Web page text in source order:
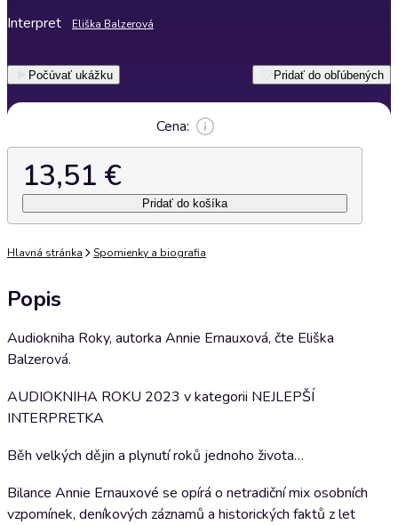
Interpret Eliška Balzerová
Počúvať ukážku Pridať do obľúbených
Cena:
13,51 €
Pridať do košíka
Hlavná stránka Spomienky a biografia
Popis
Audiokniha Roky, autorka Annie Ernauxová, čte Eliška
Balzerová.
AUDIOKNIHA ROKU 2023 v kategorii NEJLEPŠÍ
INTERPRETKA
Běh velkých dějin a plynutí roků jednoho života…
Bilance Annie Ernauxové se opírá o netradiční mix osobních
vzpomínek, deníkových záznamů a historických faktů z let